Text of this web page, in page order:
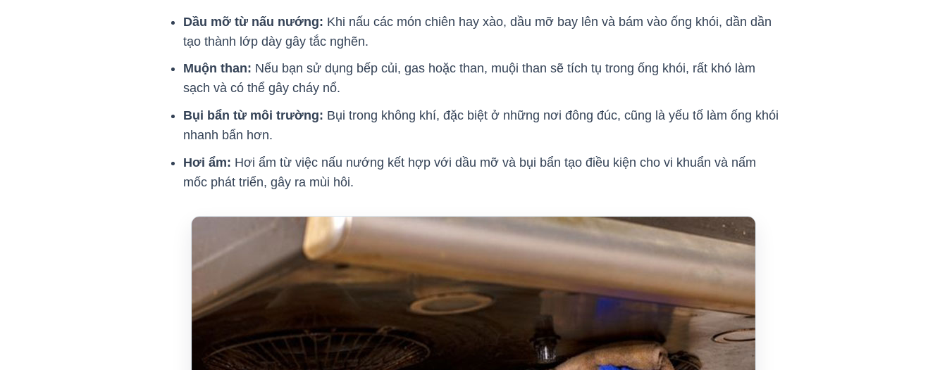
Dầu mỡ từ nấu nướng: Khi nấu các món chiên hay xào, dầu mỡ bay lên và bám vào ống khói, dần dần
tạo thành lớp dày gây tắc nghẽn.
Muộn than: Nếu bạn sử dụng bếp củi, gas hoặc than, muội than sẽ tích tụ trong ống khói, rất khó làm
sạch và có thể gây cháy nổ.
Bụi bẩn từ môi trường: Bụi trong không khí, đặc biệt ở những nơi đông đúc, cũng là yếu tố làm ống khói
nhanh bẩn hơn.
Hơi ẩm: Hơi ẩm từ việc nấu nướng kết hợp với dầu mỡ và bụi bẩn tạo điều kiện cho vi khuẩn và nấm
mốc phát triển, gây ra mùi hôi.